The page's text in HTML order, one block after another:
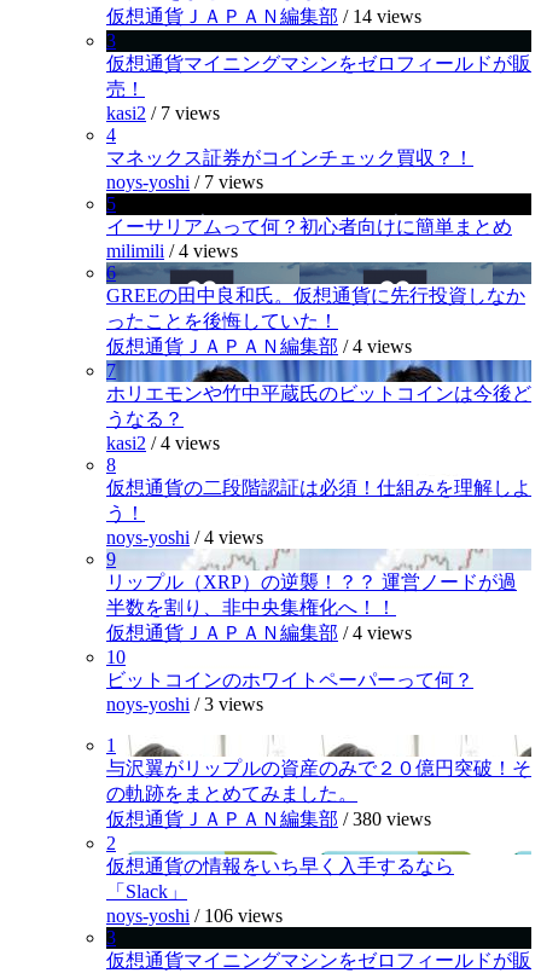
仮想通貨ＪＡＰＡＮ編集部 / 14 views
3
仮想通貨マイニングマシンをゼロフィールドが販
売！
kasi2 / 7 views
4
マネックス証券がコインチェック買収？！
noys-yoshi / 7 views
5
イーサリアムって何？初心者向けに簡単まとめ
milimili /4 views
6
GREEの田中良和氏。仮想通貨に先行投資しなか
ったことを後悔していた！
仮想通貨ＪＡＰＡＮ編集部 /4 views
7
ホリエモンや竹中平蔵氏のビットコインは今後ど
うなる？
kasi2 /4 views
8
仮想通貨の二段階認証は必須！仕組みを理解しよ
う！
noys-yoshi /4 views
9
リップル（XRP）の逆襲！？？ 運営ノードが過
半数を割り、非中央集権化へ！！
仮想通貨ＪＡＰＡＮ編集部 /4 views
10
ビットコインのホワイトペーパーって何？
noys-yoshi /3 views
1
与沢翼がリップルの資産のみで２０億円突破！そ
の軌跡をまとめてみました。
仮想通貨ＪＡＰＡＮ編集部 /380 views
2
仮想通貨の情報をいち早く入手するなら
「Slack」
noys-yoshi / 106 views
3
仮想通貨マイニングマシンをゼロフィールドが販